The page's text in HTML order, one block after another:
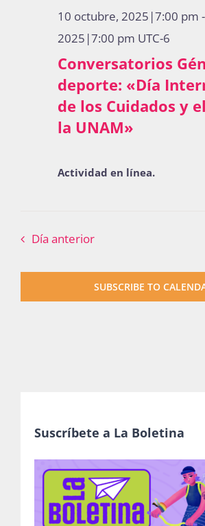
Publicaciones
Bienvenida
Conversatorios
deporte: «Día
de los Cuidados y
la UNAM»
10 octubre, 2025|7:00 pm -
2025|7:00 pm UTC-6
Actividad en línea.
Día anterior
SUBSCRIBE TO
Suscríbete a La Boletina